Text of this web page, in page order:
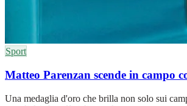
Sport
Matteo Parenzan scende in campo
Una medaglia d'oro che brilla non solo sui